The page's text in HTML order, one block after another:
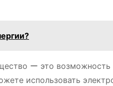
ー это возможность
использовать